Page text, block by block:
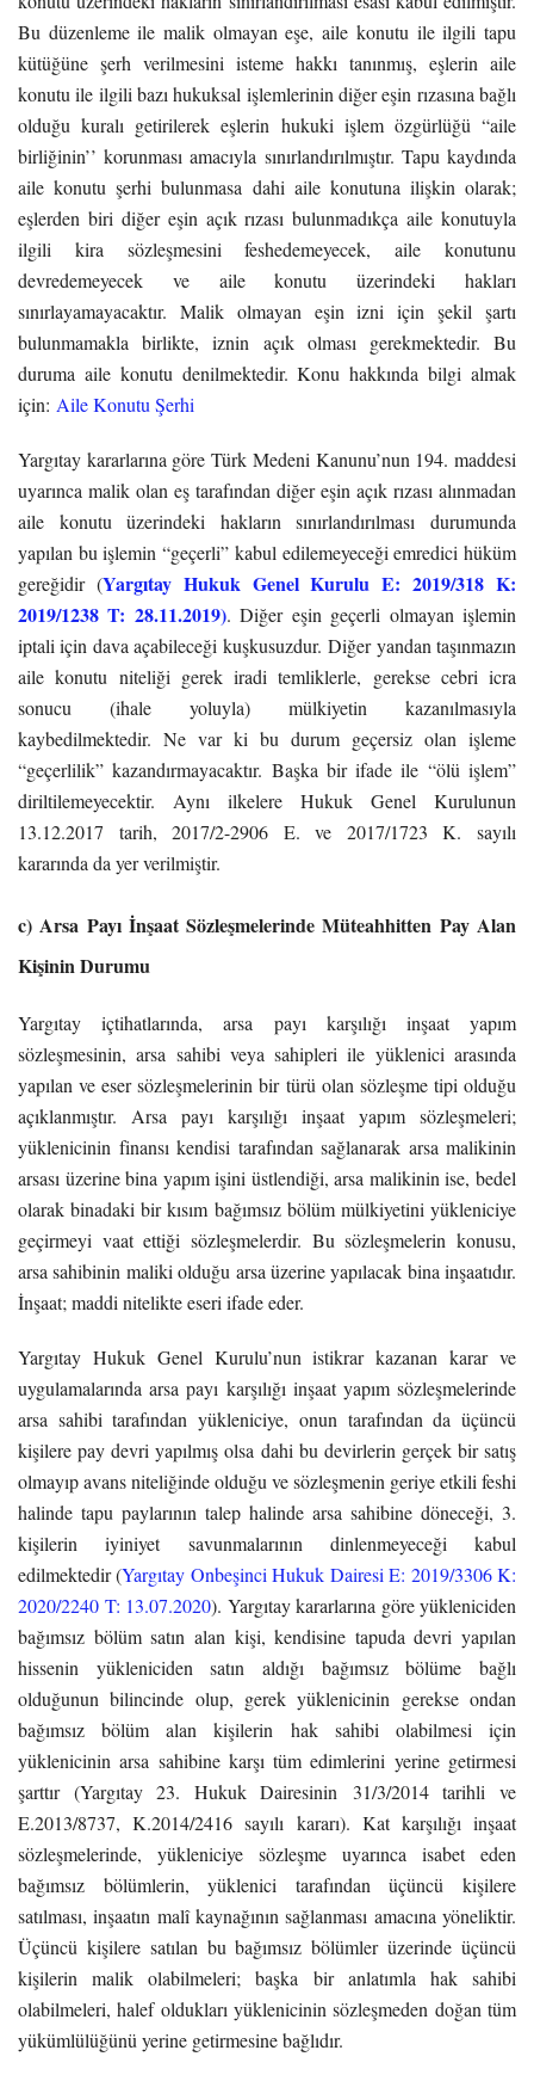
Bu düzenleme ile malik olmayan eşe, aile konutu ile ilgili tapu
kütüğüne şerh verilmesini isteme hakkı tanınmış, eşlerin aile
konutu ile ilgili bazı hukuksal işlemlerinin diğer eşin rızasına bağlı
olduğu kuralı getirilerek eşlerin hukuki işlem özgürlüğü “aile
birliğinin’’ korunması amacıyla sınırlandırılmıştır. Tapu kaydında
aile konutu şerhi bulunmasa dahi aile konutuna ilişkin olarak;
eşlerden biri diğer eşin açık rızası bulunmadıkça aile konutuyla
ilgili kira sözleşmesini feshedemeyecek, aile konutunu
devredemeyecek ve aile konutu üzerindeki hakları
sınırlayamayacaktır. Malik olmayan eşin izni için şekil şartı
bulunmamakla birlikte, iznin açık olması gerekmektedir. Bu
duruma aile konutu denilmektedir. Konu hakkında bilgi almak
için: Aile Konutu Şerhi
Yargıtay kararlarına göre Türk Medeni Kanunu’nun 194. maddesi
uyarınca malik olan eş tarafından diğer eşin açık rızası alınmadan
aile konutu üzerindeki hakların sınırlandırılması durumunda
yapılan bu işlemin “geçerli” kabul edilemeyeceği emredici hüküm
gereğidir (Yargıtay Hukuk Genel Kurulu E: 2019/318 K:
2019/1238 T: 28.11.2019). Diğer eşin geçerli olmayan işlemin
iptali için dava açabileceği kuşkusuzdur. Diğer yandan taşınmazın
aile konutu niteliği gerek iradi temliklerle, gerekse cebri icra
sonucu (ihale yoluyla) mülkiyetin kazanılmasıyla
kaybedilmektedir. Ne var ki bu durum geçersiz olan işleme
“geçerlilik” kazandırmayacaktır. Başka bir ifade ile “ölü işlem”
diriltilemeyecektir. Aynı ilkelere Hukuk Genel Kurulunun
13.12.2017 tarih, 2017/2-2906 E. ve 2017/1723 K. sayılı
kararında da yer verilmiştir.
c) Arsa Payı İnşaat Sözleşmelerinde Müteahhitten Pay Alan
Kişinin Durumu
Yargıtay içtihatlarında, arsa payı karşılığı inşaat yapım
sözleşmesinin, arsa sahibi veya sahipleri ile yüklenici arasında
yapılan ve eser sözleşmelerinin bir türü olan sözleşme tipi olduğu
açıklanmıştır. Arsa payı karşılığı inşaat yapım sözleşmeleri;
yüklenicinin finansı kendisi tarafından sağlanarak arsa malikinin
arsası üzerine bina yapım işini üstlendiği, arsa malikinin ise, bedel
olarak binadaki bir kısım bağımsız bölüm mülkiyetini yükleniciye
geçirmeyi vaat ettiği sözleşmelerdir. Bu sözleşmelerin konusu,
arsa sahibinin maliki olduğu arsa üzerine yapılacak bina inşaatıdır.
İnşaat; maddi nitelikte eseri ifade eder.
Yargıtay Hukuk Genel Kurulu’nun istikrar kazanan karar ve
uygulamalarında arsa payı karşılığı inşaat yapım sözleşmelerinde
arsa sahibi tarafından yükleniciye, onun tarafından da üçüncü
kişilere pay devri yapılmış olsa dahi bu devirlerin gerçek bir satış
olmayıp avans niteliğinde olduğu ve sözleşmenin geriye etkili feshi
halinde tapu paylarının talep halinde arsa sahibine döneceği, 3.
kişilerin iyiniyet savunmalarının dinlenmeyeceği kabul
edilmektedir (Yargıtay Onbeşinci Hukuk Dairesi E: 2019/3306 K:
2020/2240 T: 13.07.2020). Yargıtay kararlarına göre yükleniciden
bağımsız bölüm satın alan kişi, kendisine tapuda devri yapılan
hissenin yükleniciden satın aldığı bağımsız bölüme bağlı
olduğunun bilincinde olup, gerek yüklenicinin gerekse ondan
bağımsız bölüm alan kişilerin hak sahibi olabilmesi için
yüklenicinin arsa sahibine karşı tüm edimlerini yerine getirmesi
şarttır (Yargıtay 23. Hukuk Dairesinin 31/3/2014tarihli ve
E.2013/8737, K.2014/2416 sayılı kararı). Kat karşılığı inşaat
sözleşmelerinde, yükleniciye sözleşme uyarınca isabet eden
bağımsız bölümlerin, yüklenici tarafından üçüncü kişilere
satılması, inşaatın malî kaynağının sağlanması amacına yöneliktir.
Üçüncü kişilere satılan bu bağımsız bölümler üzerinde üçüncü
kişilerin malik olabilmeleri; başka bir anlatımla hak sahibi
olabilmeleri, halef oldukları yüklenicinin sözleşmeden doğan tüm
yükümlülüğünü yerine getirmesine bağlıdır.